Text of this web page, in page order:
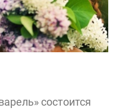
состоится